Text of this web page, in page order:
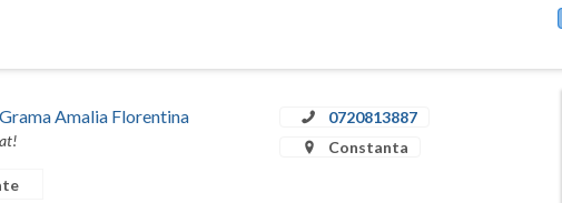
Amalia Florentina
0720813887
Constanta